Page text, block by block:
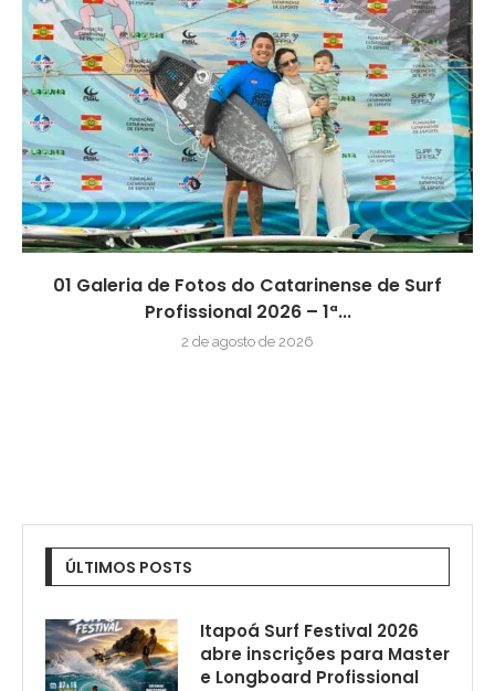
01 Galeria de Fotos do Catarinense de Surf
Profissional 2026 – 1ª...
2 de agosto de 2026
ÚLTIMOS POSTS
Itapoá Surf Festival 2026
abre inscrições para Master
e Longboard Profissional